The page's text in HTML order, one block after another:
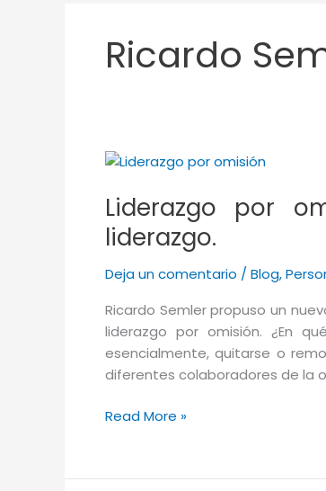
Ricardo
Liderazgo por
liderazgo.
Deja un comentario /Blog,
Ricardo Semler propuso un
liderazgo por omisión. ¿En
esencialmente, quitarse o
diferentes colaboradores de la
Liderazgo
irresponsabilidad
Read More »